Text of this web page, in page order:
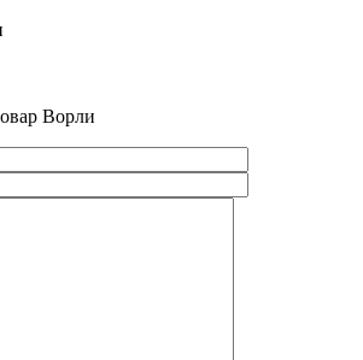
Ворли